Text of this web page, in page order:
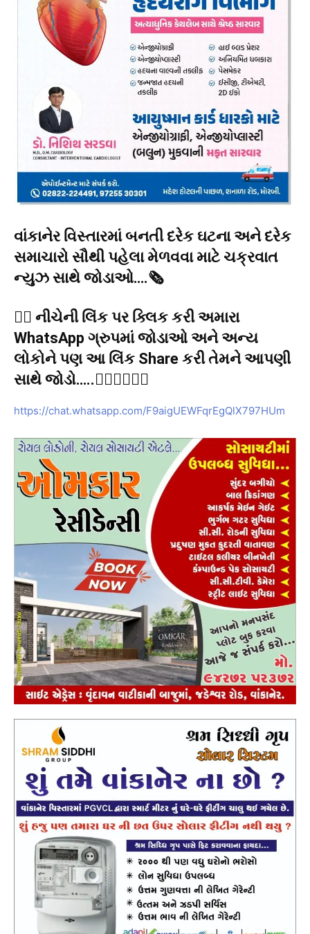
વાંકાનેર વિસ્તારમાં બનતી દરેક ઘટના અને દરેક
સમાચારો સૌથી પહેલા મેળવવા માટે ચક્રવાત
ન્યુઝ સાથે જોડાઓ….🗞️
👉🏻 નીચેની લિંક પર ક્લિક કરી અમારા
WhatsApp ગ્રુપમાં જોડાઓ અને અન્ય
લોકોને પણ આ લિંક Share કરી તેમને આપણી
સાથે જોડો…..👇🏻👇🏻👇🏻
https://chat.whatsapp.com/F9aigUEWFqrEgQlX797HUm